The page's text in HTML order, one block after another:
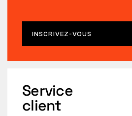
INSCRIVEZ-VOUS
Service
client